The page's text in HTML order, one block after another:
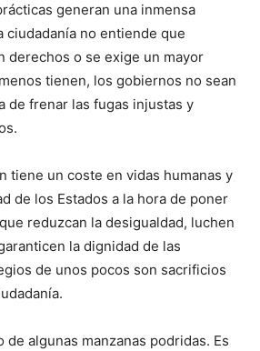
generan una inmensa
ciudadanía no entiende que
derechos o se exige un mayor
tienen, los gobiernos no sean
de frenar las fugas injustas y
tiene un coste en vidas humanas y
de los Estados a la hora de poner
reduzcan la desigualdad, luchen
la dignidad de las
de unos pocos son sacrificios
de algunas manzanas podridas. Es